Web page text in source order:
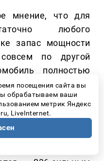
мнение, что для
любого
запас мощности
по другой
полностью
и багажом, ему
выполнять обгоны,
затяжные
комфортный
посещения сайта вы
обрабатываем ваши
метрик Яндекс
LiveInternet.